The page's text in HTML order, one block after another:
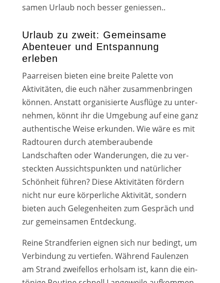
sa­men Urlaub noch bes­ser genies­sen..
Urlaub zu zweit: Gemeinsame
Abenteuer und Entspannung
erleben
Paarreisen bie­ten eine brei­te Palette von
Aktivitäten, die euch näher zusam­men­brin­gen
kön­nen. Anstatt orga­ni­sier­te Ausflüge zu unter­
neh­men, könnt ihr die Umgebung auf eine ganz
authen­ti­sche Weise erkun­den. Wie wäre es mit
Radtouren durch atem­be­rau­ben­de
Landschaften oder Wanderungen, die zu ver­
steck­ten Aussichtspunkten und natür­li­cher
Schönheit füh­ren? Diese Aktivitäten för­dern
nicht nur eure kör­per­li­che Aktivität, son­dern
bie­ten auch Gelegenheiten zum Gespräch und
zur gemein­sa­men Entdeckung.
Reine Strandferien eig­nen sich nur bedingt, um
Verbindung zu ver­tie­fen. Während Faulenzen
am Strand zwei­fel­los erhol­sam ist, kann die ein­